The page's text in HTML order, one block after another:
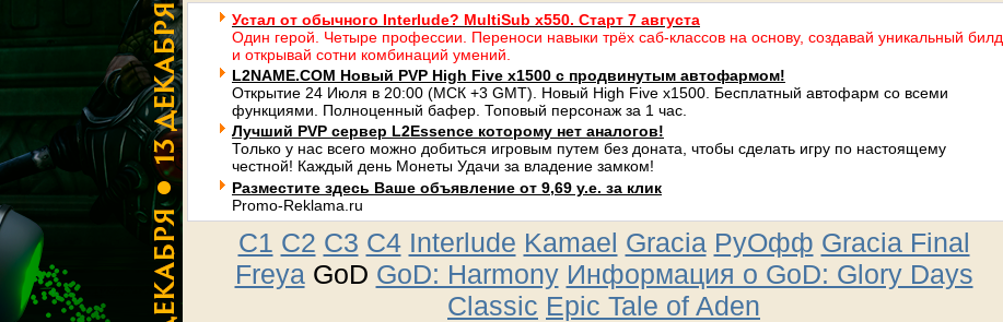
Устал от обычного Interlude? MultiSub x550. Старт 7 августа
Один герой. Четыре профессии. Переноси навыки трёх саб-классов на основу, создавай уникальный билд
и открывай сотни комбинаций умений.
L2NAME.COM Новый PVP High Five x1500 с продвинутым автофармом!
Открытие 24 Июля в 20:00 (МСК +3 GMT). Новый High Five x1500. Бесплатный автофарм со всеми
функциями. Полноценный бафер. Топовый персонаж за 1 час.
Лучший PVP сервер L2Essence которому нет аналогов!
Только у нас всего можно добиться игровым путем без доната, чтобы сделать игру по настоящему
честной! Каждый день Монеты Удачи за владение замком!
Разместите здесь Ваше объявление от 9,69 у.е. за клик
Promo-Reklama.ru
C1 C2 C3 C4 Interlude Kamael Gracia РуОфф Gracia Final
FreyaGoD GoD: Harmony Информация о GoD: Glory Days
Classic Epic Tale of Aden